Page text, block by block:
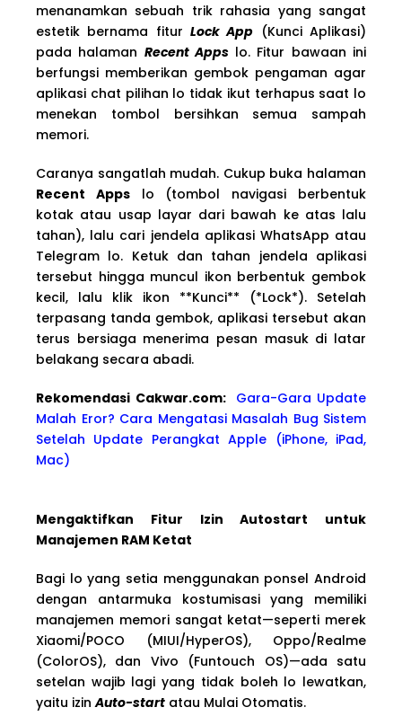
menanamkan sebuah trik rahasia yang sangat
estetik bernama fitur Lock App (Kunci Aplikasi)
pada halaman Recent Appslo. Fitur bawaan ini
berfungsi memberikan gembok pengaman agar
aplikasi chat pilihan lo tidak ikut terhapus saat lo
menekan tombol bersihkan semua sampah
memori.
Caranya sangatlah mudah. Cukup buka halaman
Recent Appslo (tombol navigasi berbentuk
kotak atau usap layar dari bawah ke atas lalu
tahan), lalu cari jendela aplikasi WhatsApp atau
Telegram lo. Ketuk dan tahan jendela aplikasi
tersebut hingga muncul ikon berbentuk gembok
kecil, lalu klik ikon **Kunci** (*Lock*). Setelah
terpasang tanda gembok, aplikasi tersebut akan
terus bersiaga menerima pesan masuk di latar
belakang secara abadi.
Rekomendasi Cakwar.com: Gara-Gara Update
Malah Eror? Cara Mengatasi Masalah Bug Sistem
Setelah Update Perangkat Apple (iPhone, iPad,
Mac)
Mengaktifkan Fitur Izin Autostart untuk
Manajemen RAM Ketat
Bagi lo yang setia menggunakan ponsel Android
dengan antarmuka kostumisasi yang memiliki
manajemen memori sangat ketat—seperti merek
Xiaomi/POCO (MIUI/HyperOS), Oppo/Realme
(ColorOS), dan Vivo (Funtouch OS)—ada satu
setelan wajib lagi yang tidak boleh lo lewatkan,
yaitu izinAuto-start atau Mulai Otomatis.